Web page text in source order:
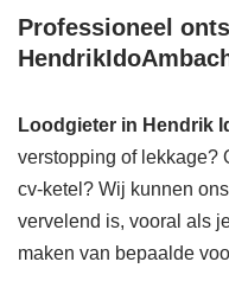
Professioneel
Loodgieter in Hendrik
verstopping of lekkage?
cv-ketel? Wij kunnen
vervelend is, vooral als
maken van bepaalde